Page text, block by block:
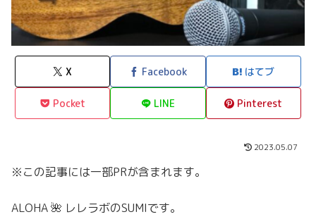
X Facebook はてブ
Pocket LINE Pinterest
2023.05.07
※この記事には一部PRが含まれます。
ALOHA 🌺 レレラボのSUMIです。